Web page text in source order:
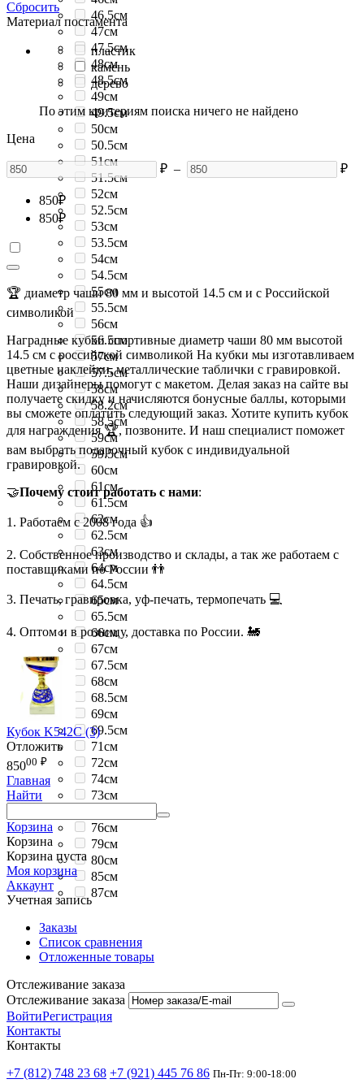
46.5см
47см
47.5см
48см
48.5см
49см
49.5см
50см
50.5см
51см
51.5см
52см
52.5см
53см
53.5см
54см
54.5см
55см
55.5см
56см
56.5см
57см
57.5см
58см
58.2см
58.5см
59см
59.5см
60см
61см
61.5см
62см
62.5см
63см
64см
64.5см
65см
65.5см
66см
67см
67.5см
68см
68.5см
69см
69.5см
71см
72см
74см
73см
76см
79см
80см
85см
87см
Сбросить
Материал постамента
пластик
камень
дерево
По этим критериям поиска ничего не найдено
Цена
₽ – ₽
850₽
850₽
🏆 диаметр чаши 80 мм и высотой 14.5 см и с Российской
символикой
Наградные кубки спортивные диаметр чаши 80 мм высотой
14.5 см с российской символикой На кубки мы изготавливаем
цветные наклейки, металлические таблички с гравировкой.
Наши дизайнеры помогут с макетом. Делая заказ на сайте вы
получаете скидку и начисляются бонусные баллы, которыми
вы сможете оплатить следующий заказ. Хотите купить кубок
для награждения 🏆, позвоните. И наш специалист поможет
вам выбрать подарочный кубок с индивидуальной
гравировкой.
🤝Почему стоит работать с нами:
1. Работаем с 2008 года 👍
2. Собственное производство и склады, а так же работаем с
поставщиками по России 👬
3. Печать, гравировка, уф-печать, термопечать 💻
4. Оптом и в розницу, доставка по России. 🚂
Кубок K542C (3)
Отложить
85000 ₽
Главная
Найти
Корзина
Корзина
Корзина пуста
Моя корзина
Аккаунт
Учетная запись
Заказы
Список сравнения
Отложенные товары
Отслеживание заказа
Отслеживание заказа
ВойтиРегистрация
Контакты
Контакты
+7 (812) 748 23 68 +7 (921) 445 76 86 Пн-Пт: 9:00-18:00